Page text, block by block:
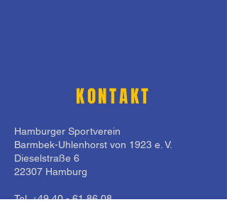
KONTAKT
Hamburger Sportverein
Barmbek-Uhlenhorst von 1923 e. V.
Dieselstraße 6
22307 Hamburg
Tel.+49 40 - 61 86 08